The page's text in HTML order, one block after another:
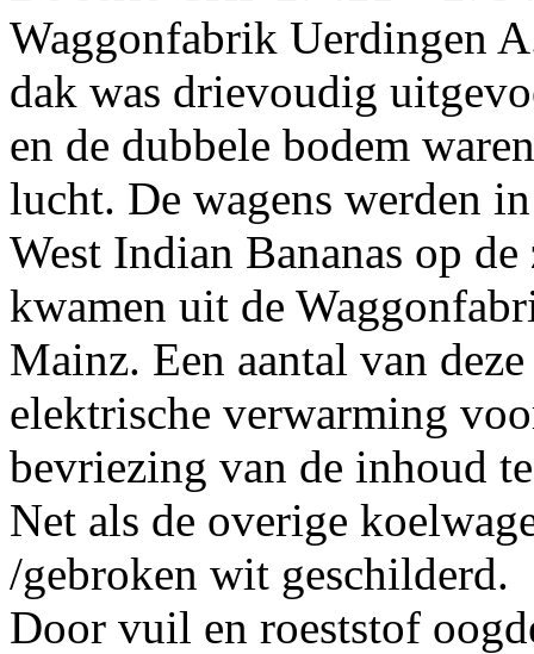
Waggonfabrik Uerdingen
dak was drievoudig
en de dubbele bodem
lucht. De wagens werden
West Indian Bananas op
kwamen uit de
Mainz. Een aantal van
elektrische verwarming
bevriezing van de inhoud
Net als de overige
/gebroken wit geschilderd.
Door vuil en roeststof